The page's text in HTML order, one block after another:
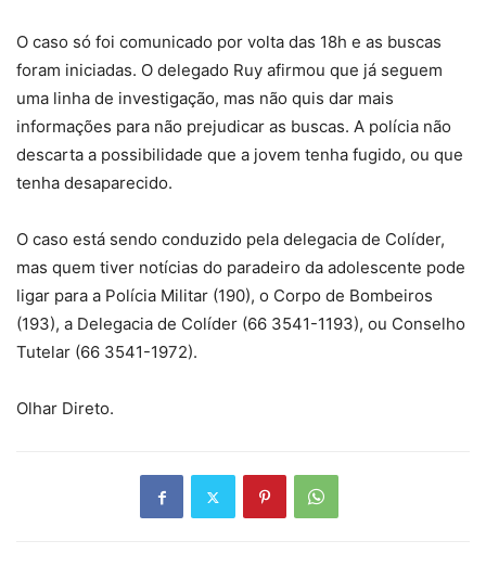
O caso só foi comunicado por volta das 18h e as buscas
foram iniciadas. O delegado Ruy afirmou que já seguem
uma linha de investigação, mas não quis dar mais
informações para não prejudicar as buscas. A polícia não
descarta a possibilidade que a jovem tenha fugido, ou que
tenha desaparecido.
O caso está sendo conduzido pela delegacia de Colíder,
mas quem tiver notícias do paradeiro da adolescente pode
ligar para a Polícia Militar (190), o Corpo de Bombeiros
(193), a Delegacia de Colíder (66 3541-1193), ou Conselho
Tutelar (66 3541-1972).
Olhar Direto.